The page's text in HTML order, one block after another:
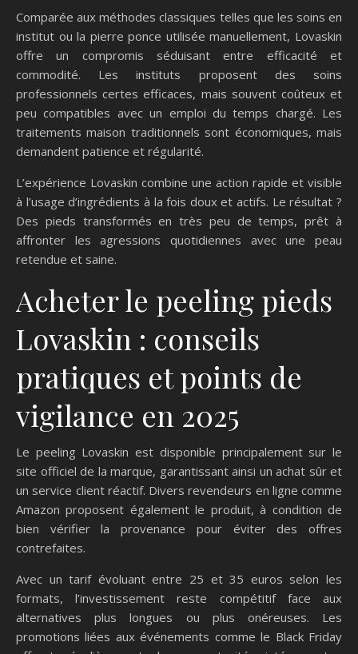
Comparée aux méthodes classiques telles que les soins en
institut ou la pierre ponce utilisée manuellement, Lovaskin
offre un compromis séduisant entre efficacité et
commodité. Les instituts proposent des soins
professionnels certes efficaces, mais souvent coûteux et
peu compatibles avec un emploi du temps chargé. Les
traitements maison traditionnels sont économiques, mais
demandent patience et régularité.
L’expérience Lovaskin combine une action rapide et visible
à l’usage d’ingrédients à la fois doux et actifs. Le résultat ?
Des pieds transformés en très peu de temps, prêt à
affronter les agressions quotidiennes avec une peau
retendue et saine.
Acheter le peeling pieds
Lovaskin : conseils
pratiques et points de
vigilance en 2025
Le peeling Lovaskin est disponible principalement sur le
site officiel de la marque, garantissant ainsi un achat sûr et
un service client réactif. Divers revendeurs en ligne comme
Amazon proposent également le produit, à condition de
bien vérifier la provenance pour éviter des offres
contrefaites.
Avec un tarif évoluant entre 25 et 35 euros selon les
formats, l’investissement reste compétitif face aux
alternatives plus longues ou plus onéreuses. Les
promotions liées aux événements comme le Black Friday